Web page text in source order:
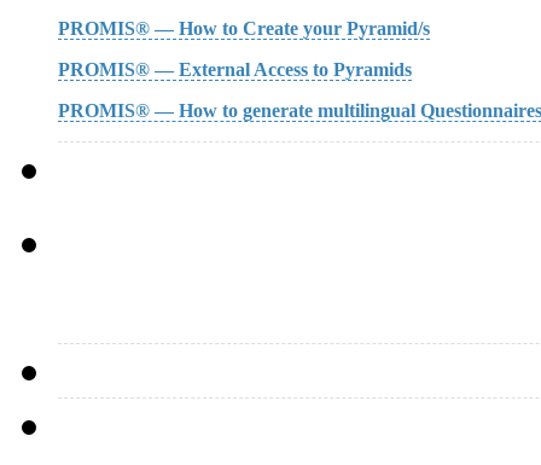
PROMIS® — How to Create your Pyramid/s
PROMIS® — External Access to Pyramids
PROMIS® — How to generate multilingual Questionnaires